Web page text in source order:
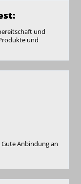
und
und
Anbindung an